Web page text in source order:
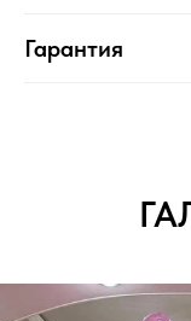
Гарантия